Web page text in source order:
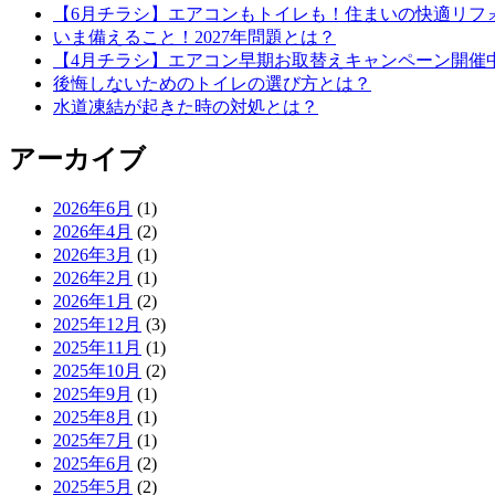
【6月チラシ】エアコンもトイレも！住まいの快適リフ
いま備えること！2027年問題とは？
【4月チラシ】エアコン早期お取替えキャンペーン開催
後悔しないためのトイレの選び方とは？
水道凍結が起きた時の対処とは？
アーカイブ
2026年6月 (1)
2026年4月 (2)
2026年3月 (1)
2026年2月 (1)
2026年1月 (2)
2025年12月 (3)
2025年11月 (1)
2025年10月 (2)
2025年9月 (1)
2025年8月 (1)
2025年7月 (1)
2025年6月 (2)
2025年5月 (2)